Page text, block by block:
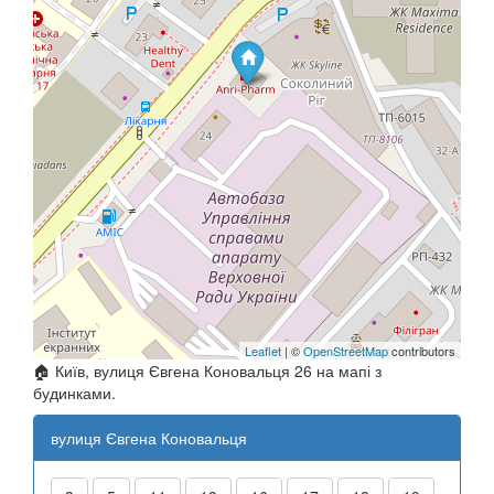
Leaflet | ©OpenStreetMapcontributors
🏠 Київ, вулиця Євгена Коновальця 26 на мапі з
будинками.
вулиця Євгена Коновальця